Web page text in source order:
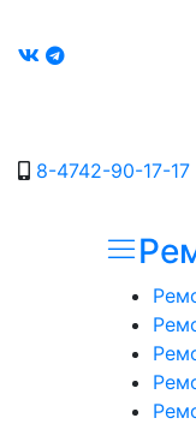
8-4742-90-17-17